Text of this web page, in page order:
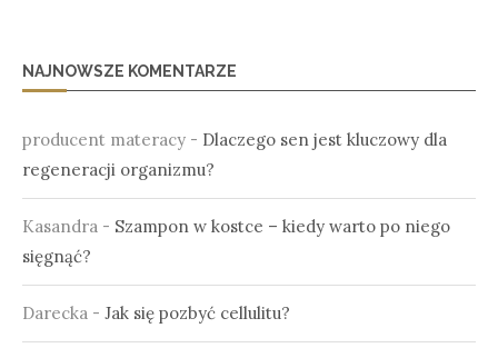
NAJNOWSZE KOMENTARZE
producent materacy - Dlaczego sen jest kluczowy dla
regeneracji organizmu?
Kasandra - Szampon w kostce – kiedy warto po niego
sięgnąć?
Darecka - Jak się pozbyć cellulitu?